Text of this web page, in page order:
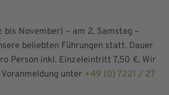
November) – am 2. Samstag –
beliebten Führungen statt. Dauer
Person inkl. Einzeleintritt 7,50 €. Wir
unter +49 (0) 7221 / 27